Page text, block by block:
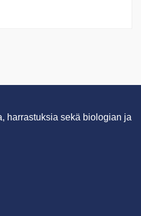
harrastuksia sekä biologian ja